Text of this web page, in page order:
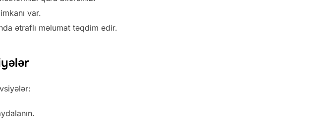
var.
ətraflı məlumat təqdim edir.